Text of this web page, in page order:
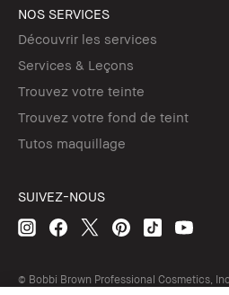
NOS SERVICES
Découvrir les services
Services & Leçons
Trouvez votre teinte
Trouvez votre fond de teint
Tutos maquillage
SUIVEZ-NOUS
© Bobbi Brown Professional Cosmetics,